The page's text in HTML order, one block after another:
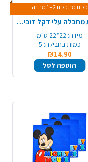
כלים מתכלים 1+2 מתנה
צלחת מתכלה עלי דקל דובי 5 יח'
מידה: 22*22 ס"מ
כמות בחבילה: 5
₪14.90
הוספה לסל